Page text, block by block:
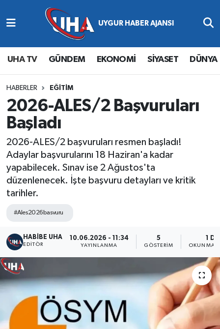
UHA TV GÜNDEM EKONOMİ SİYASET DÜNYA
HABERLER EĞİTİM
2026-ALES/2 Başvuruları
Başladı
2026-ALES/2 başvuruları resmen başladı!
Adaylar başvurularını 18 Haziran'a kadar
yapabilecek. Sınav ise 2 Ağustos'ta
düzenlenecek. İşte başvuru detayları ve kritik
tarihler.
#Ales2026basvuru
HABİBE UHA
EDITÖR
10.06.2026 - 11:34
YAYINLANMA
5
GÖSTERIM
1 DK
OKUNMA
Abone Ol
Gündem
Ekonomi
Magazin
Siyaset
Spor
Yaşam
Nöbetçi Eczaneler
Hava Durumu
Namaz Vakitleri
Trafik Durumu
Süper Lig Puan Durumu ve Fikstür
Tüm Manşetler
Son Dakika Haberleri
Haber Arşivi